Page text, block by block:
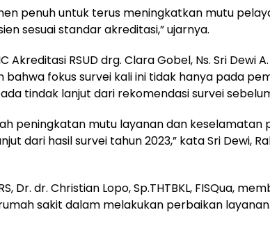
penuh untuk terus meningkatkan mutu
sesuai standar akreditasi,” ujarnya.
Akreditasi RSUD drg. Clara Gobel, Ns. Sri Dewi
bahwa fokus survei kali ini tidak hanya pada
tindak lanjut dari rekomendasi survei
peningkatan mutu layanan dan keselamatan
dari hasil survei tahun 2023,” kata Sri Dewi,
Dr. dr. Christian Lopo, Sp.THTBKL, FISQua,
sakit dalam melakukan perbaikan layanan.